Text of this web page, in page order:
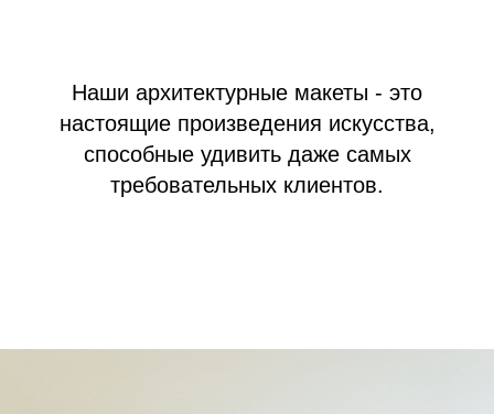
Наши архитектурные макеты - это
настоящие произведения искусства,
способные удивить даже самых
требовательных клиентов.